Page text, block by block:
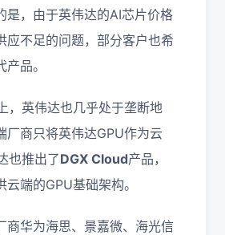
是，由于英伟达的AI芯片价格
应不足的问题，部分客户也希
品。
，英伟达也几乎处于垄断地
厂商只将英伟达GPU作为云
也推出了DGX Cloud产品，
端的GPU基础架构。
商华为海思、景嘉微、海光信